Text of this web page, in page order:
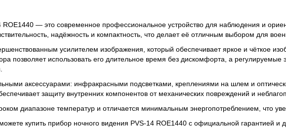
— это современное профессиональное устройство для наблюдения и
надёжность и компактность, что делает её отличным выбором для
усилителем изображения, который обеспечивает яркое и чёткое
позволяет использовать его длительное время без дискомфорта, а
аксессуарами: инфракрасными подсветками, креплениями на шлем и
защиту внутренних компонентов от механических повреждений и
диапазоне температур и отличается минимальным энергопотреблением, что
купить прибор ночного видения PVS-14 ROE1440 с официальной гарантией